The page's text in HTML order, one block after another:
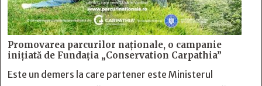
Promovarea parcurilor naționale, o campanie
inițiată de Fundația „Conservation Carpathia”
Este un demers la care partener este Ministerul